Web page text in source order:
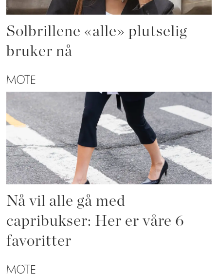
Solbrillene «alle» plutselig
bruker nå
MOTE
Nå vil alle gå med
capribukser: Her er våre 6
favoritter
MOTE